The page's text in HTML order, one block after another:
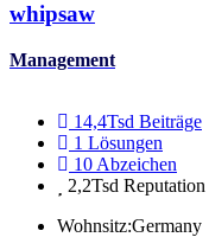
whipsaw
Management
14,4Tsd Beiträge
1 Lösungen
10 Abzeichen
2,2Tsd Reputation
Wohnsitz:Germany